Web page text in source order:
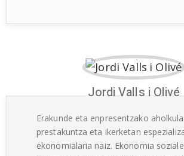
Jordi Valls i Olivé
Erakunde eta enpresentzako
prestakuntza eta ikerketan
ekonomialaria naiz. Ekonomia